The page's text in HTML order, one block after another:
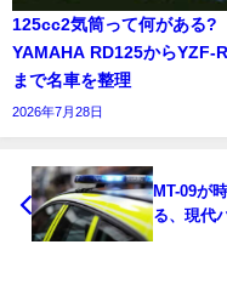
125cc2気筒って何がある?
YAMAHA RD125からYZF-
まで名車を整理
2026年7月28日
MT-09が
る、現代